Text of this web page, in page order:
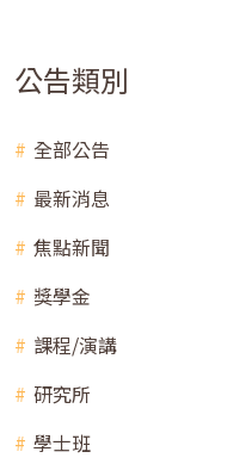
公告類別
全部公告
最新消息
焦點新聞
獎學金
課程/演講
研究所
學士班